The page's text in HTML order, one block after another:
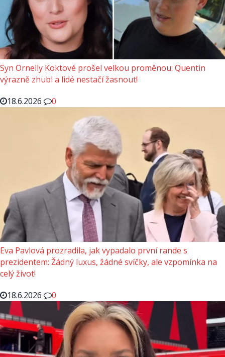
Syn Ornelly Koktové prošel velkou proměnou: Quentin
výrazně zhubl a lidé nestačí žasnout!
18.6.2026
0
Eva Pavlová prozradila, jak vypadalo první rande s
prezidentem: Žádný luxus, žádné svíčky, ale vzpomínka na
celý život!
18.6.2026
0